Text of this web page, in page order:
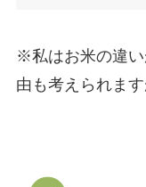
※私はお米の違
由も考えられます